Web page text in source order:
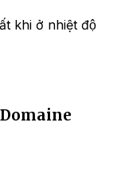
khi ở nhiệt độ